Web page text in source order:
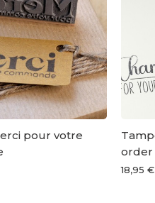
pour votre
order
18,95 €